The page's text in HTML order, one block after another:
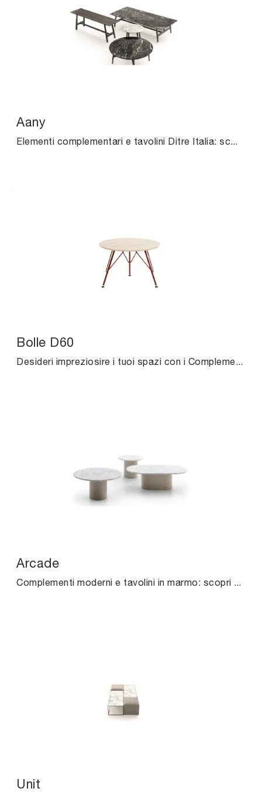
Aany
Elementi complementari e tavolini Ditre Italia: scopri come impreziosire i tuoi locali moderni con il modello Aany.
Bolle D60
Desideri impreziosire i tuoi spazi con i Complementi Midj? Ti presentiamo differenti modelli di tavolini in marmo come Bolle D60.
Arcade
Complementi moderni e tavolini in marmo: scopri di più sul modello Arcade di Ditre Italia e potrai completare i tuoi spazi.
Unit